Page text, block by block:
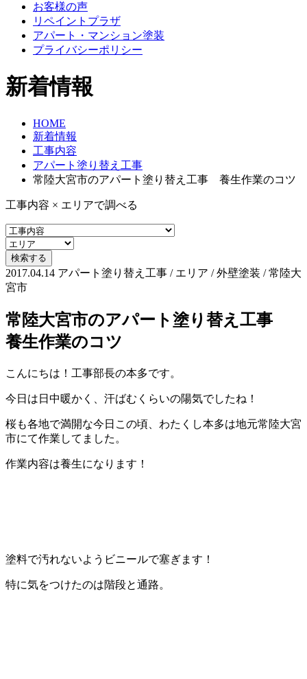
お客様の声
リペイントプラザ
アパート・マンション塗装
プライバシーポリシー
新着情報
HOME
新着情報
工事内容
アパート塗り替え工事
常陸大宮市のアパート塗り替え工事 養生作業のコツ
工事内容 × エリアで調べる
2017.04.14 アパート塗り替え工事 / エリア / 外壁塗装 / 常陸大
宮市
常陸大宮市のアパート塗り替え工事
養生作業のコツ
こんにちは！工事部長の本多です。
今日は日中暖かく、汗ばむくらいの陽気でしたね！
桜も各地で満開な今日この頃、わたくし本多は地元常陸大宮
市にて作業してました。
作業内容は養生になります！
塗料で汚れないようビニールで塞ぎます！
特に気をつけたのは階段と通路。